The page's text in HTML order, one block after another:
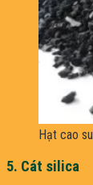
Hạt cao su
5. Cát silica